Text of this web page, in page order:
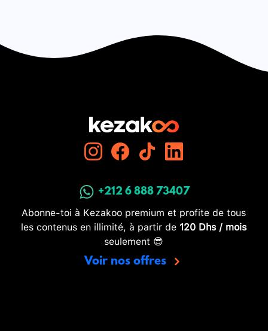
+212 6 888 73407
Abonne-toi à Kezakoo premium et profite de tous
les contenus en illimité, à partir de 120 Dhs / mois
seulement 😎
Voir nos offres